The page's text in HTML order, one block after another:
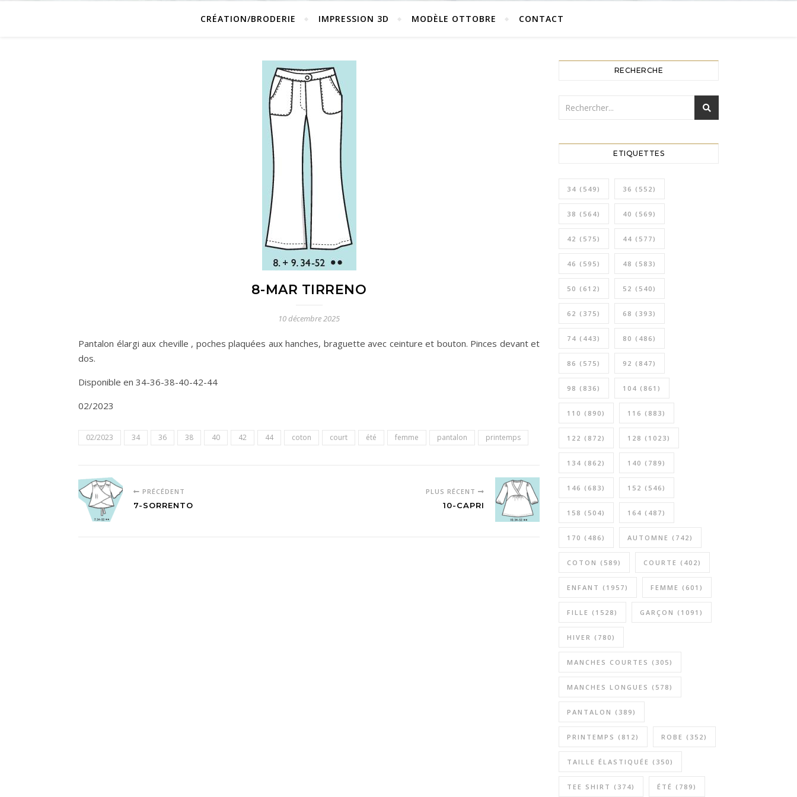
CRÉATION/BRODERIE IMPRESSION 3D MODÈLE OTTOBRE CONTACT
8-MAR TIRRENO
10 décembre 2025
Pantalon élargi aux cheville , poches plaquées aux hanches, braguette avec ceinture et bouton. Pinces devant et
dos.
Disponible en 34-36-38-40-42-44
02/2023
02/2023 34 36 38 40 42 44 coton court été femme pantalon printemps
PRÉCÉDENT
7-SORRENTO
PLUS RÉCENT
10-CAPRI
RECHERCHE
ETIQUETTES
34 (549) 36 (552)
38 (564) 40 (569)
42 (575) 44 (577)
46 (595) 48 (583)
50 (612) 52 (540)
62 (375) 68 (393)
74 (443) 80 (486)
86 (575) 92 (847)
98 (836) 104 (861)
110 (890) 116 (883)
122 (872) 128 (1023)
134 (862) 140 (789)
146 (683) 152 (546)
158 (504) 164 (487)
170 (486) AUTOMNE (742)
COTON (589) COURTE (402)
ENFANT (1957) FEMME (601)
FILLE (1528) GARÇON (1091)
HIVER (780)
MANCHES COURTES (305)
MANCHES LONGUES (578)
PANTALON (389)
PRINTEMPS (812) ROBE (352)
TAILLE ÉLASTIQUÉE (350)
TEE SHIRT (374) ÉTÉ (789)